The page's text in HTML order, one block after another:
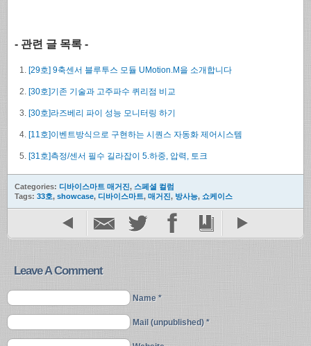
- 관련 글 목록 -
[29호] 9축센서 블루투스 모듈 UMotion.M을 소개합니다
[30호]기존 기술과 고주파수 퀴리점 비교
[30호]라즈베리 파이 성능 모니터링 하기
[11호]이벤트방식으로 구현하는 시퀀스 자동화 제어시스템
[31호]측정/센서 필수 길라잡이 5.하중, 압력, 토크
Categories: 디바이스마트 매거진, 스페셜 컬럼
Tags: 33호, showcase, 디바이스마트, 매거진, 방사능, 쇼케이스
Leave A Comment
Name *
Mail (unpublished) *